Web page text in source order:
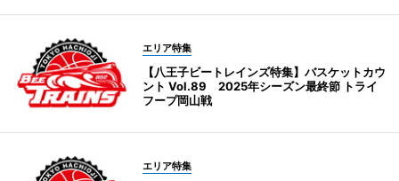
エリア特集
【八王子ビートレインズ特集】バスケットカウ
ント Vol.89 2025年シーズン最終節 トライ
フープ岡山戦
エリア特集